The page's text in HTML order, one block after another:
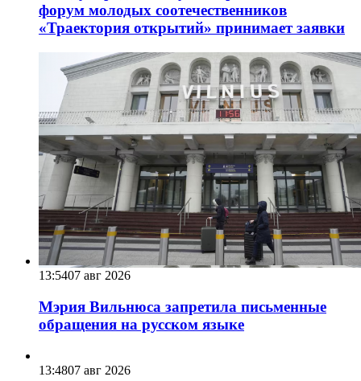
форум молодых соотечественников
«Траектория открытий» принимает заявки
13:5407 авг 2026
Мэрия Вильнюса запретила письменные
обращения на русском языке
13:4807 авг 2026